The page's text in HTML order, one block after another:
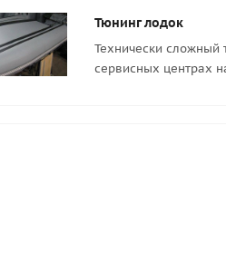
Тюнинг лодок
Технически
сервисных центрах